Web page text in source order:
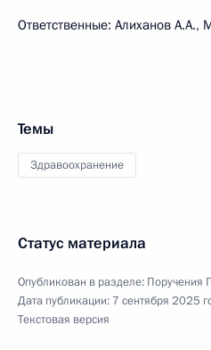
Ответственные: Алиханов
Темы
Здравоохранение
Статус материала
Опубликован в разделе: Поручения
Дата публикации: 7 сентября 2025
Текстовая версия